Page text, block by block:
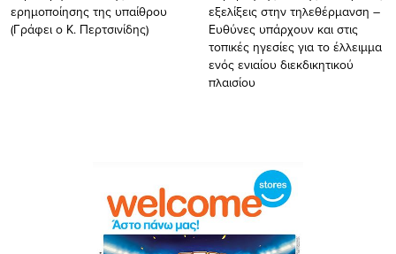
ερημοποίησης της υπαίθρου
(Γράφει ο Κ. Περτσινίδης)
εξελίξεις στην τηλεθέρμανση –
Ευθύνες υπάρχουν και στις
τοπικές ηγεσίες για το έλλειμμα
ενός ενιαίου διεκδικητικού
πλαισίου